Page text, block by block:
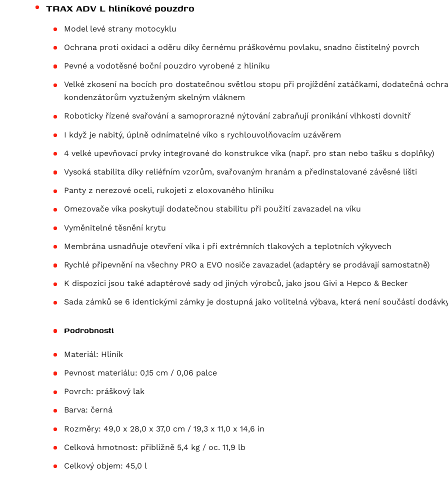
TRAX ADV L hliníkové pouzdro
Model levé strany motocyklu
Ochrana proti oxidaci a oděru díky černému práškovému povlaku, snadno čistitelný povrch
Pevné a vodotěsné boční pouzdro vyrobené z hliníku
Velké zkosení na bocích pro dostatečnou světlou stopu při projíždění zatáčkami, dodatečná
kondenzátorům vyztuženým skelným vláknem
Roboticky řízené svařování a samoprorazné nýtování zabraňují pronikání vlhkosti dovnitř
I když je nabitý, úplně odnímatelné víko s rychlouvolňovacím uzávěrem
4 velké upevňovací prvky integrované do konstrukce víka (např. pro stan nebo tašku s doplňky)
Vysoká stabilita díky reliéfním vzorům, svařovaným hranám a předinstalované závěsné lišti
Panty z nerezové oceli, rukojeti z eloxovaného hliníku
Omezovače víka poskytují dodatečnou stabilitu při použití zavazadel na víku
Vyměnitelné těsnění krytu
Membrána usnadňuje otevření víka i při extrémních tlakových a teplotních výkyvech
Rychlé připevnění na všechny PRO a EVO nosiče zavazadel (adaptéry se prodávají samostatně)
K dispozici jsou také adaptérové sady od jiných výrobců, jako jsou Givi a Hepco & Becker
Sada zámků se 6 identickými zámky je dostupná jako volitelná výbava, která není součástí
Podrobnosti
Materiál: Hliník
Pevnost materiálu: 0,15 cm / 0,06 palce
Povrch: práškový lak
Barva: černá
Rozměry: 49,0 x 28,0 x 37,0 cm / 19,3 x 11,0 x 14,6 in
Celková hmotnost: přibližně 5,4 kg / oc. 11,9 lb
Celkový objem: 45,0 l